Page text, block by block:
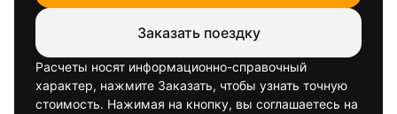
Заказать поездку
Расчеты носят информационно-справочный
характер, нажмите Заказать, чтобы узнать точную
стоимость. Нажимая на кнопку, вы соглашаетесь на